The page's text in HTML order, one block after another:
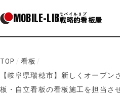
MOBILE-LIBモバイルリブ
戦略的看板屋
TOP / 看板 /
【岐阜県瑞穂市】新しくオープ
板・自立看板の看板施工を担当さ